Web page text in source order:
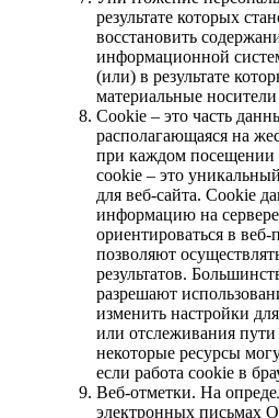
результате которых
восстановить
информационной
(или) в результате
материальные
Cookie – это часть
располагающаяся на
при каждом посещении
cookie – это
для веб-сайта. Cookie
информацию на
ориентироваться в веб-
позволяют
результатов.
разрешают
изменить настройки
или отслеживания
некоторые ресурсы
если работа cookie в
Веб-отметки. На
электронных письмах